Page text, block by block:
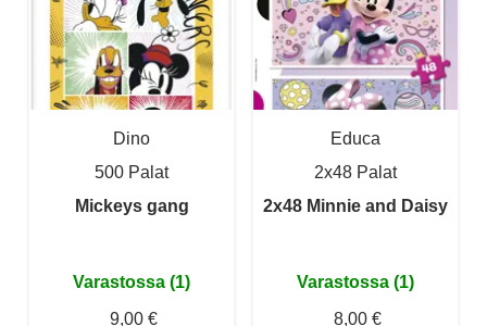
Dino
500 Palat
Mickeys gang
Varastossa (1)
9,00 €
Educa
2x48 Palat
2x48 Minnie and Daisy
Varastossa (1)
8,00 €